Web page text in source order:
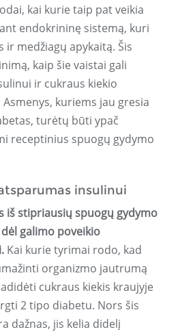
kai kurie taip pat veikia
endokrininę sistemą, kuri
medžiagų apykaitą. Šis
kaip šie vaistai gali
ir cukraus kiekio
kuriems jau gresia
turėtų būti ypač
receptinius spuogų gydymo
insulinui
iš stipriausių spuogų gydymo
galimo poveikio
Kai kurie tyrimai rodo, kad
organizmo jautrumą
cukraus kiekis kraujyje
2 tipo diabetu. Nors šis
dažnas, jis kelia didelį